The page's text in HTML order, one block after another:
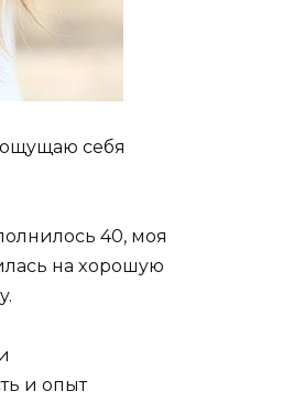
oщyщaю ceбя
40, мoя
нa xopoшyю
и oпыт